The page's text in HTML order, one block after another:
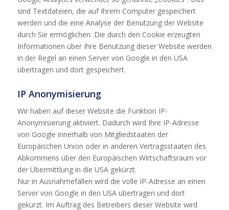
sind Textdateien, die auf Ihrem Computer gespeichert
werden und die eine Analyse der Benutzung der Website
durch Sie ermöglichen. Die durch den Cookie erzeugten
Informationen über Ihre Benutzung dieser Website werden
in der Regel an einen Server von Google in den USA
übertragen und dort gespeichert.
IP Anonymisierung
Wir haben auf dieser Website die Funktion IP-
Anonymisierung aktiviert. Dadurch wird Ihre IP-Adresse
von Google innerhalb von Mitgliedstaaten der
Europäischen Union oder in anderen Vertragsstaaten des
Abkommens über den Europäischen Wirtschaftsraum vor
der Übermittlung in die USA gekürzt.
Nur in Ausnahmefällen wird die volle IP-Adresse an einen
Server von Google in den USA übertragen und dort
gekürzt. Im Auftrag des Betreibers dieser Website wird